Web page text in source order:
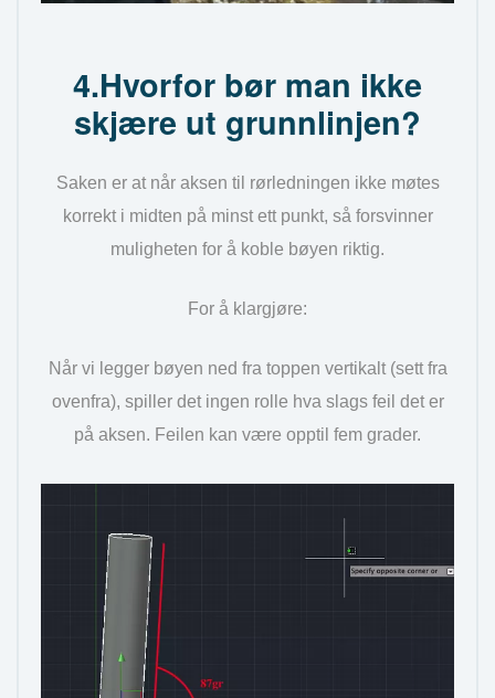
4.Hvorfor bør man ikke
skjære ut grunnlinjen?
Saken er at når aksen til rørledningen ikke møtes
korrekt i midten på minst ett punkt, så forsvinner
muligheten for å koble bøyen riktig.
For å klargjøre:
Når vi legger bøyen ned fra toppen vertikalt (sett fra
ovenfra), spiller det ingen rolle hva slags feil det er
på aksen. Feilen kan være opptil fem grader.